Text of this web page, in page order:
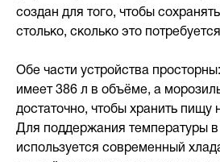
создан для того, чтобы
столько, сколько это
Обе части устройства
имеет 386 л в объёме, а
достаточно, чтобы хранить
Для поддержания температуры
используется современный